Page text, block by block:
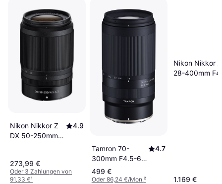
Nikon Nikkor Z
DX 50-250mm
4.9
273,99 €
Oder 3 Zahlungen von
91,33 €¹
Tamron 70-
300mm F4.5-6.3
Di III RXD for
Nikon Z
4.7
499 €
Oder 86,24 €/Mon.²
Nikon Nikkor Z
28-400mm
1.169 €